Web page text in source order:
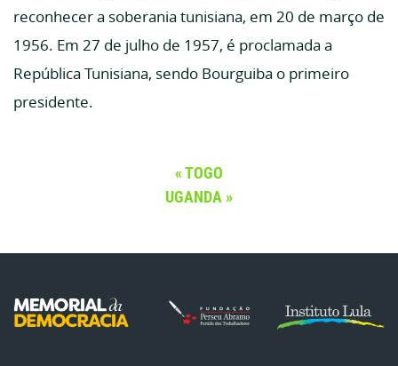
reconhecer a soberania tunisiana, em 20 de março de
1956. Em 27 de julho de 1957, é proclamada a
República Tunisiana, sendo Bourguiba o primeiro
presidente.
TOGO
UGANDA